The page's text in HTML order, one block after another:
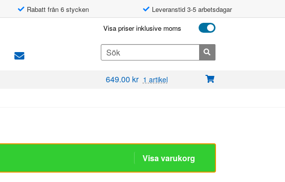
Rabatt från 6 stycken Leveranstid 3-5 arbetsdagar
Visa priser inklusive moms
Search
for:
649.00 kr 1 artikel
Visa varukorg